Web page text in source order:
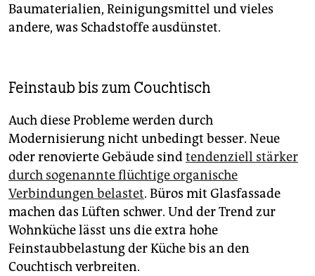
Baumaterialien, Reinigungsmittel und vieles
andere, was Schadstoffe ausdünstet.
Feinstaub bis zum Couchtisch
Auch diese Probleme werden durch
Modernisierung nicht unbedingt besser. Neue
oder renovierte Gebäude sindtendenziell stärker
durch sogenannte flüchtige organische
Verbindungen belastet. Büros mit Glasfassade
machen das Lüften schwer. Und der Trend zur
Wohnküche lässt uns die extra hohe
Feinstaubbelastung der Küche bis an den
Couchtisch verbreiten.